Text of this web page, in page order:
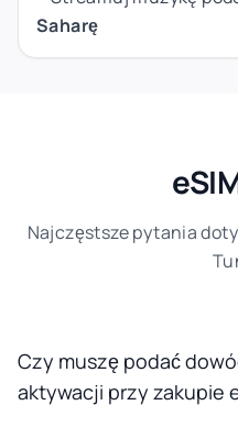
Saharę
Najczęstsze pytania
Czy muszę podać
aktywacji przy zakupie